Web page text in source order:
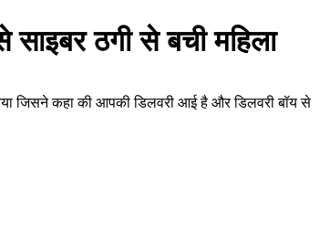
ठगी से बची महिला
जिसने कहा की आपकी डिलवरी आई है और डिलवरी बॉय से